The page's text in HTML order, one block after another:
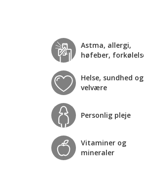
Astma, allergi,
høfeber,
Helse, sundhed og
velvære
Personlig pleje
Vitaminer og
mineraler